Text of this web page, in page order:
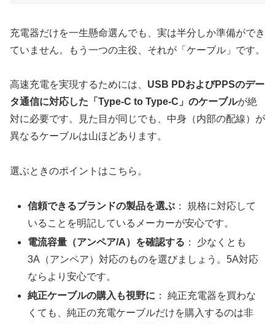
充電器だけを一生懸命選んでも、実は半分しか準備ができ
ていません。もう一つの主役、それが「ケーブル」です。
高速充電を実現するためには、 USB PDおよびPPSのデー
タ通信に対応した「Type-C to Type-C」のケーブルが絶
対に必要です。見た目が同じでも、中身（内部の配線）が
異なるケーブルは山ほどあります。
選ぶときのポイントはこちら。
信頼できるブランドの製品を選ぶ ： 規格に対応して
いることを明記しているメーカーが安心です。
電流容量（アンペア/A）を確認する ： 少なくとも
3A（アンペア）対応のものを選びましょう。5A対応
ならより安心です。
純正ケーブルの購入も視野に ： 純正充電器を買わな
くても、純正の充電ケーブルだけを購入するのは非